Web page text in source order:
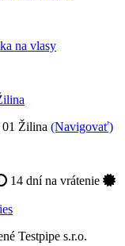
na vlasy
01 Žilina (Navigovať)
14 dní na vrátenie
Testpipe s.r.o.